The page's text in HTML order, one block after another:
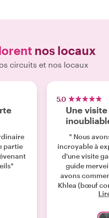
nos locaux
circuits et nos locaux
partie
5.0
Une
" Nous
incroyable à
d'une visite
guide
avons
Khlea (bœuf
servi avec
visité le